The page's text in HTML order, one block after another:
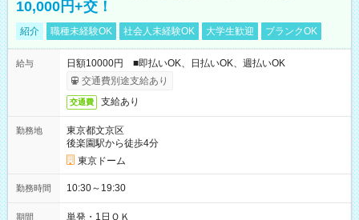
10,000円+交！
紹介 職種未経験OK 社会人未経験OK 大学生歓迎 ブランクOK
給与
日額10000円 ■即払いOK、日払いOK、週払いOK
交通費別途支給あり
交通費 支給あり
勤務地
東京都文京区
後楽園駅から徒歩4分
東京ドーム
勤務時間 10:30～19:30
期間 単発・1日ＯＫ